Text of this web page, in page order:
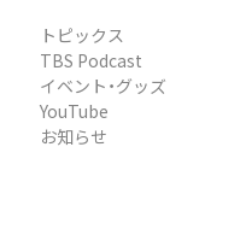
トピックス
TBS Podcast
イベント・グッズ
YouTube
お知らせ